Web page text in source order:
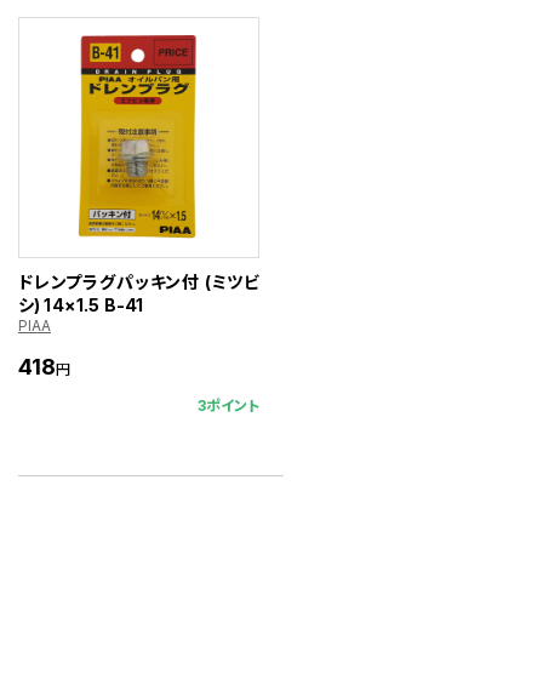
ドレンプラグパッキン付 (ミツビ
シ) 14×1.5 B-41
PIAA
418円
3ポイント